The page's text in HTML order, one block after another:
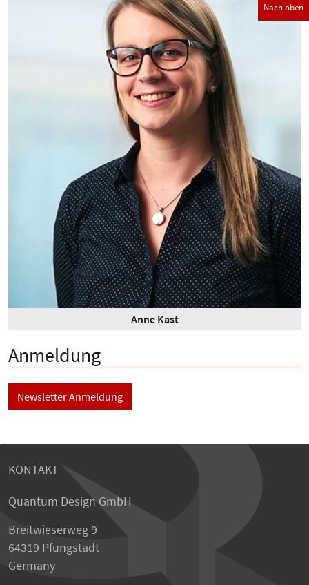
Anne Kast
Anmeldung
Newsletter Anmeldung
KONTAKT
Quantum Design GmbH
Breitwieserweg 9
64319 Pfungstadt
Germany
Nach oben